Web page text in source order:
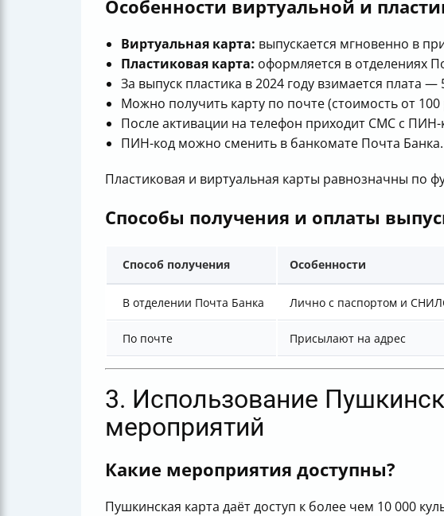
Особенности виртуальной и
Виртуальная карта: выпускается мгновенно в
Пластиковая карта: оформляется в отделениях
За выпуск пластика в 2024 году взимается плата —
Можно получить карту по почте (стоимость от 100
После активации на телефон приходит СМС с
ПИН-код можно сменить в банкомате Почта Банка.
Пластиковая и виртуальная карты равнозначны по
Способы получения и оплаты
Способ получения Особенности
В отделении Почта Банка Лично с паспортом и
По почте Присылают на адрес
3. Использование
мероприятий
Какие мероприятия доступны?
Пушкинская карта даёт доступ к более чем 10 000